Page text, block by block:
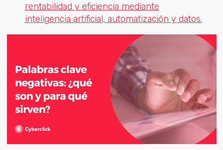
rentabilidad y eficiencia mediante
inteligencia artificial, automatización y datos.